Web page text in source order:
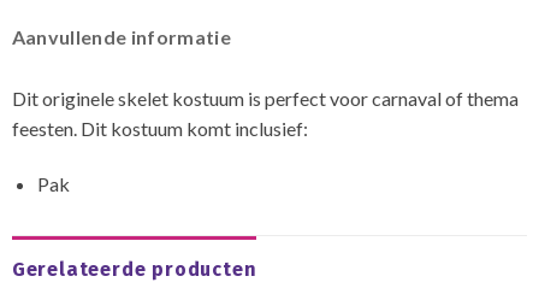
Aanvullende informatie
Dit originele skelet kostuum is perfect voor carnaval of thema
feesten. Dit kostuum komt inclusief:
Pak
Gerelateerde producten